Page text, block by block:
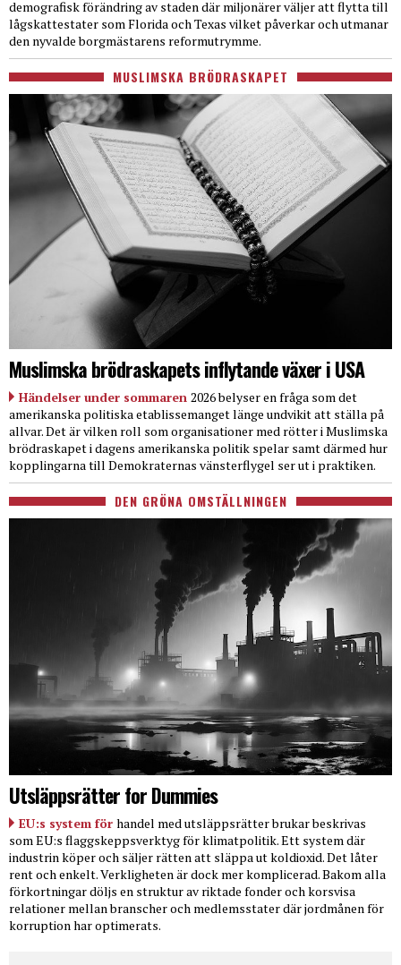
demografisk förändring av staden där miljonärer väljer att flytta till
lågskattestater som Florida och Texas vilket påverkar och utmanar
den nyvalde borgmästarens reformutrymme.
MUSLIMSKA BRÖDRASKAPET
Muslimska brödraskapets inflytande växer i USA
Händelser under sommaren 2026 belyser en fråga som det
amerikanska politiska etablissemanget länge undvikit att ställa på
allvar. Det är vilken roll som organisationer med rötter i Muslimska
brödraskapet i dagens amerikanska politik spelar samt därmed hur
kopplingarna till Demokraternas vänsterflygel ser ut i praktiken.
DEN GRÖNA OMSTÄLLNINGEN
Utsläppsrätter for Dummies
EU:s system för handel med utsläppsrätter brukar beskrivas
som EU:s flaggskeppsverktyg för klimatpolitik. Ett system där
industrin köper och säljer rätten att släppa ut koldioxid. Det låter
rent och enkelt. Verkligheten är dock mer komplicerad. Bakom alla
förkortningar döljs en struktur av riktade fonder och korsvisa
relationer mellan branscher och medlemsstater där jordmånen för
korruption har optimerats.